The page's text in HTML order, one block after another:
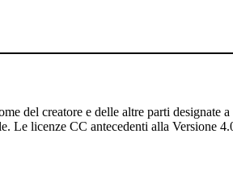
del creatore e delle altre parti designate
Le licenze CC antecedenti alla Versione